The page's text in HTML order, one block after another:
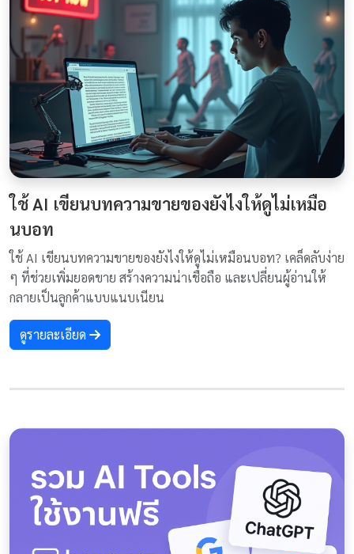
ใช้ AI เขียนบทความขายของยังไงให้ดูไม่เหมือ
นบอท
ใช้ AI เขียนบทความขายของยังไงให้ดูไม่เหมือนบอท? เคล็ดลับง่าย
ๆ ที่ช่วยเพิ่มยอดขาย สร้างความน่าเชื่อถือ และเปลี่ยนผู้อ่านให้
กลายเป็นลูกค้าแบบแนบเนียน
ดูรายละเอียด